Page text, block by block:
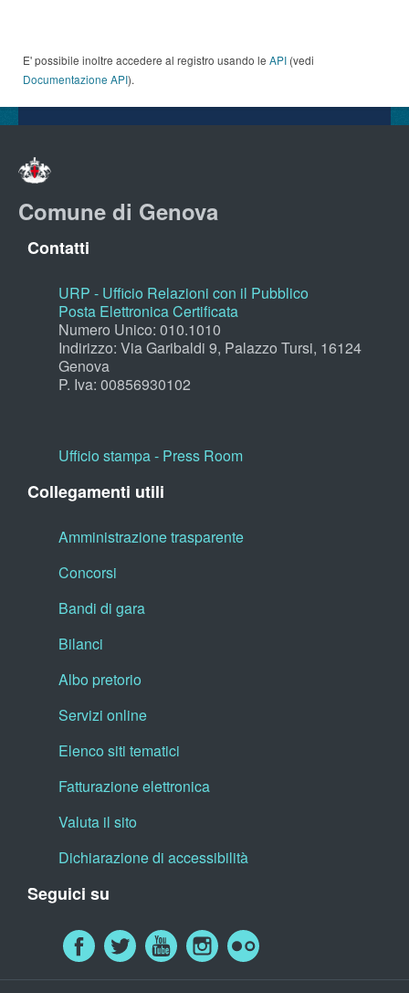
E' possibile inoltre accedere al registro usando le API (vedi
Documentazione API).
Comune di Genova
Contatti
URP - Ufficio Relazioni con il Pubblico
Posta Elettronica Certificata
Numero Unico: 010.1010
Indirizzo: Via Garibaldi 9, Palazzo Tursi, 16124
Genova
P. Iva: 00856930102
Ufficio stampa - Press Room
Collegamenti utili
Amministrazione trasparente
Concorsi
Bandi di gara
Bilanci
Albo pretorio
Servizi online
Elenco siti tematici
Fatturazione elettronica
Valuta il sito
Dichiarazione di accessibilità
Seguici su